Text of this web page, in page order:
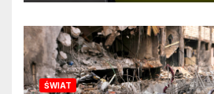
ŚWIAT